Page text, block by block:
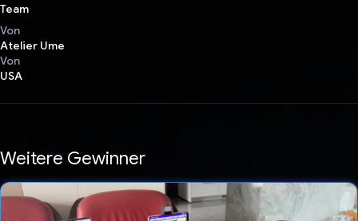
Team
Von
Atelier Ume
Von
USA
Weitere Gewinner